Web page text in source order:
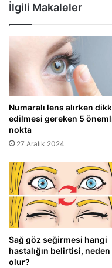
İlgili Makaleler
Numaralı lens alırken
edilmesi gereken 5
nokta
27 Aralık 2024
Sağ göz seğirmesi hangi
hastalığın belirtisi, neden
olur?